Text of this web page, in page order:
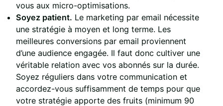
vous aux micro-optimisations.
Soyez patient. Le marketing par email nécessite
une stratégie à moyen et long terme. Les
meilleures conversions par email proviennent
d’une audience engagée. Il faut donc cultiver une
véritable relation avec vos abonnés sur la durée.
Soyez réguliers dans votre communication et
accordez-vous suffisamment de temps pour que
votre stratégie apporte des fruits (minimum 90